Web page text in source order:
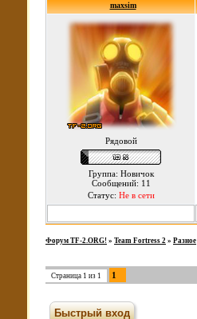
maxsim
Рядовой
Группа: Новичок
Сообщений: 11
Статус: Не в сети
Форум TF-2.ORG! » Team Fortress 2 » Разное
Страница 1 из 1 1